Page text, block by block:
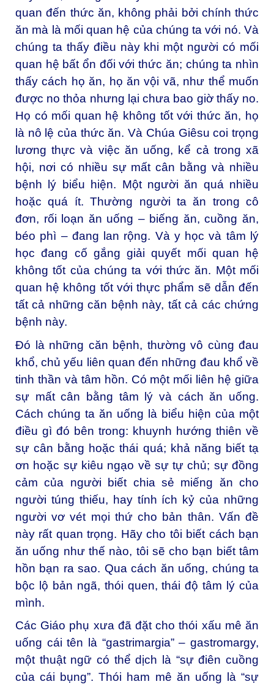
quan đến thức ăn, không phải bởi chính thức
ăn mà là mối quan hệ của chúng ta với nó. Và
chúng ta thấy điều này khi một người có mối
quan hệ bất ổn đối với thức ăn; chúng ta nhìn
thấy cách họ ăn, họ ăn vội vã, như thể muốn
được no thỏa nhưng lại chưa bao giờ thấy no.
Họ có mối quan hệ không tốt với thức ăn, họ
là nô lệ của thức ăn. Và Chúa Giêsu coi trọng
lương thực và việc ăn uống, kể cả trong xã
hội, nơi có nhiều sự mất cân bằng và nhiều
bệnh lý biểu hiện. Một người ăn quá nhiều
hoặc quá ít. Thường người ta ăn trong cô
đơn, rối loạn ăn uống – biếng ăn, cuồng ăn,
béo phì – đang lan rộng. Và y học và tâm lý
học đang cố gắng giải quyết mối quan hệ
không tốt của chúng ta với thức ăn. Một mối
quan hệ không tốt với thực phẩm sẽ dẫn đến
tất cả những căn bệnh này, tất cả các chứng
bệnh này.
Đó là những căn bệnh, thường vô cùng đau
khổ, chủ yếu liên quan đến những đau khổ về
tinh thần và tâm hồn. Có một mối liên hệ giữa
sự mất cân bằng tâm lý và cách ăn uống.
Cách chúng ta ăn uống là biểu hiện của một
điều gì đó bên trong: khuynh hướng thiên về
sự cân bằng hoặc thái quá; khả năng biết tạ
ơn hoặc sự kiêu ngạo về sự tự chủ; sự đồng
cảm của người biết chia sẻ miếng ăn cho
người túng thiếu, hay tính ích kỷ của những
người vơ vét mọi thứ cho bản thân. Vấn đề
này rất quan trọng. Hãy cho tôi biết cách bạn
ăn uống như thế nào, tôi sẽ cho bạn biết tâm
hồn bạn ra sao. Qua cách ăn uống, chúng ta
bộc lộ bản ngã, thói quen, thái độ tâm lý của
mình.
Các Giáo phụ xưa đã đặt cho thói xấu mê ăn
uống cái tên là “gastrimargia” – gastromargy,
một thuật ngữ có thể dịch là “sự điên cuồng
của cái bụng”. Thói ham mê ăn uống là “sự